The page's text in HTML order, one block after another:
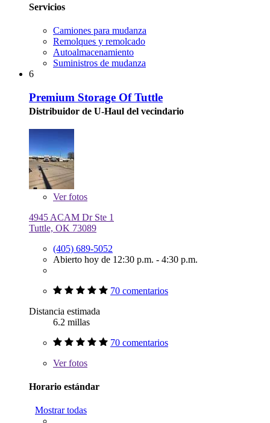
Servicios
Camiones para mudanza
Remolques y remolcado
Autoalmacenamiento
Suministros de mudanza
6
Premium Storage Of Tuttle
Distribuidor de U-Haul del vecindario
Verfotos
4945 ACAM Dr Ste 1
Tuttle, OK 73089
(405) 689-5052
Abierto hoy de 12:30 p.m. - 4:30 p.m.
70 comentarios
Distancia estimada
6.2 millas
70 comentarios
Verfotos
Horario estándar
Mostrar todas